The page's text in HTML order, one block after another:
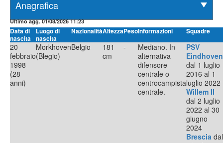
Ultimo agg. 01/08/2026 11:23
Data di
nascita
Luogo di
nascita
NazionalitàAltezzaPesoInformazioni Squadre
20
febbraio
1998
(28
anni)
Morkhoven
(Blegio)
Belgio
181
cm
-
Mediano. In
alternativa
difensore
centrale o
centrocampista
centrale.
PSV
Eindhoven
dal 1 luglio
2016 al 1
luglio 2022
Willem II
dal 2 luglio
2022 al 30
giugno
2024
Brescia dal